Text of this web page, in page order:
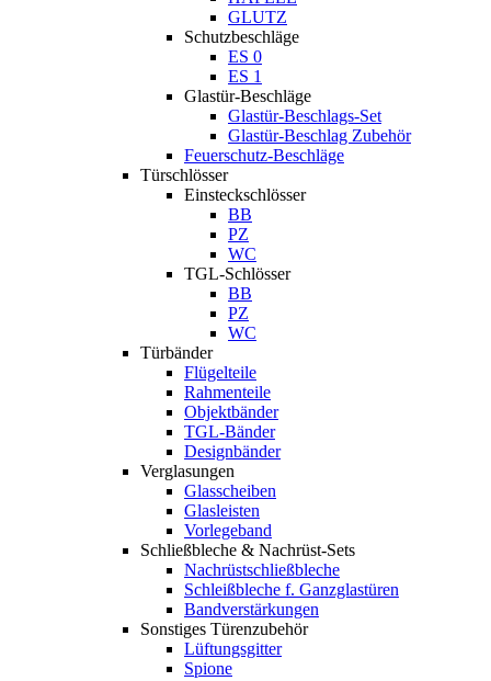
GLUTZ
Schutzbeschläge
ES 0
ES 1
Glastür-Beschläge
Glastür-Beschlags-Set
Glastür-Beschlag Zubehör
Feuerschutz-Beschläge
Türschlösser
Einsteckschlösser
BB
PZ
WC
TGL-Schlösser
BB
PZ
WC
Türbänder
Flügelteile
Rahmenteile
Objektbänder
TGL-Bänder
Designbänder
Verglasungen
Glasscheiben
Glasleisten
Vorlegeband
Schließbleche & Nachrüst-Sets
Nachrüstschließbleche
Schleißbleche f. Ganzglastüren
Bandverstärkungen
Sonstiges Türenzubehör
Lüftungsgitter
Spione